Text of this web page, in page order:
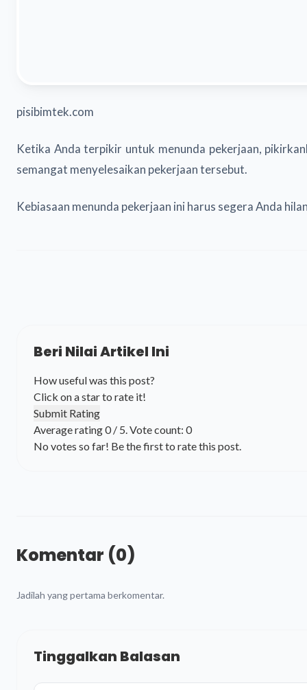
pisibimtek.com
Ketika Anda terpikir untuk menunda pekerjaan,
semangat menyelesaikan pekerjaan tersebut.
Kebiasaan menunda pekerjaan ini harus segera Anda
Beri Nilai Artikel Ini
How useful was this post?
Click on a star to rate it!
Submit Rating
Average rating0/ 5. Vote count: 0
No votes so far! Be the first to rate this post.
Komentar (0)
Jadilah yang pertama berkomentar.
Tinggalkan Balasan